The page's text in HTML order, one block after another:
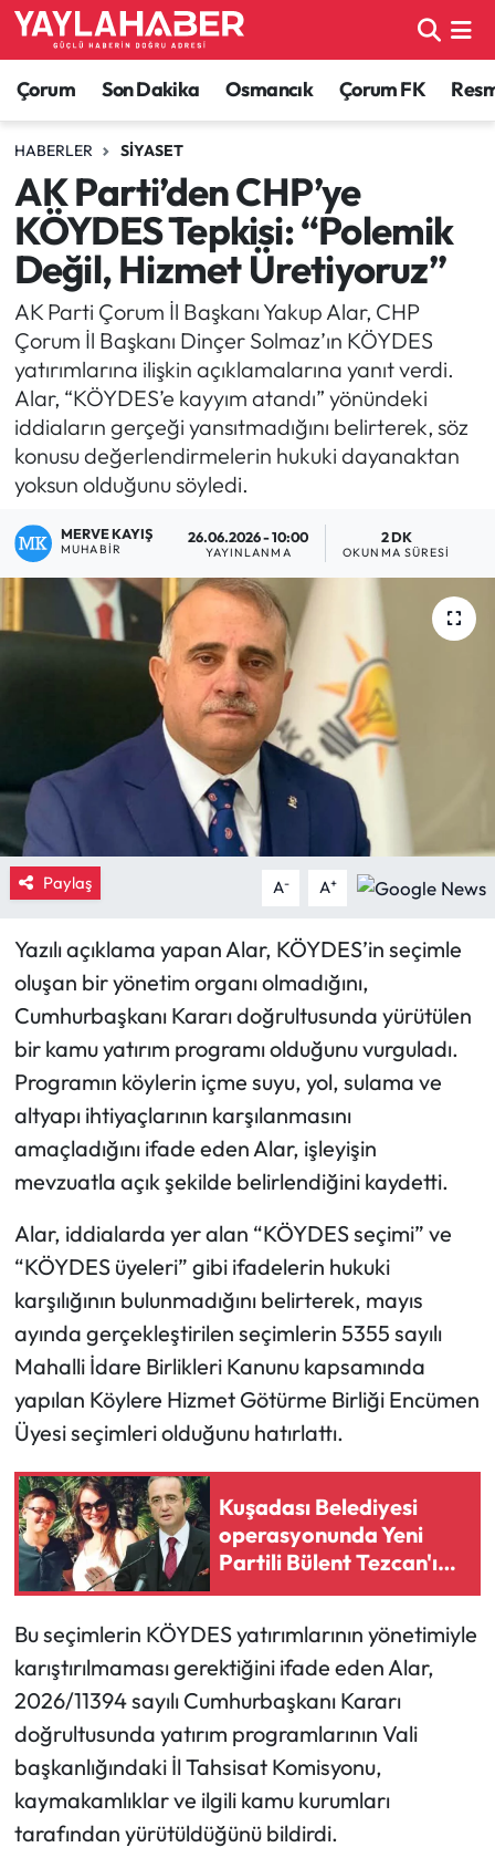
Çorum Son Dakika Osmancık Çorum FK
HABERLER SIYASET
AK Parti’den CHP’ye
KÖYDES Tepkisi: “Polemik
Değil, Hizmet Üretiyoruz”
AK Parti Çorum İl Başkanı Yakup Alar, CHP
Çorum İl Başkanı Dinçer Solmaz’ın KÖYDES
yatırımlarına ilişkin açıklamalarına yanıt verdi.
Alar, “KÖYDES’e kayyım atandı” yönündeki
iddiaların gerçeği yansıtmadığını belirterek, söz
konusu değerlendirmelerin hukuki dayanaktan
yoksun olduğunu söyledi.
MERVE KAYIŞ
MUHABIR
26.06.2026 - 10:00
YAYINLANMA
2 DK
OKUNMA SÜRESI
Paylaş A- A+
Yazılı açıklama yapan Alar, KÖYDES’in seçimle
oluşan bir yönetim organı olmadığını,
Cumhurbaşkanı Kararı doğrultusunda yürütülen
bir kamu yatırım programı olduğunu vurguladı.
Programın köylerin içme suyu, yol, sulama ve
altyapı ihtiyaçlarının karşılanmasını
amaçladığını ifade eden Alar, işleyişin
mevzuatla açık şekilde belirlendiğini kaydetti.
Alar, iddialarda yer alan “KÖYDES seçimi” ve
“KÖYDES üyeleri” gibi ifadelerin hukuki
karşılığının bulunmadığını belirterek, mayıs
ayında gerçekleştirilen seçimlerin 5355 sayılı
Mahalli İdare Birlikleri Kanunu kapsamında
yapılan Köylere Hizmet Götürme Birliği Encümen
Üyesi seçimleri olduğunu hatırlattı.
Kuşadası Belediyesi
operasyonunda Yeni
Partili Bülent Tezcan'ın
kızı ve damadına gözaltı
Bu seçimlerin KÖYDES yatırımlarının yönetimiyle
karıştırılmaması gerektiğini ifade eden Alar,
2026/11394 sayılı Cumhurbaşkanı Kararı
doğrultusunda yatırım programlarının Vali
başkanlığındaki İl Tahsisat Komisyonu,
kaymakamlıklar ve ilgili kamu kurumları
tarafından yürütüldüğünü bildirdi.
Alaca Haberleri
Bayat Haberleri
Bilgi - Keşfet Haberleri
Bilim ve Teknoloji
Boğazkale Haberleri
Çorum Haberleri
Çorum Son Dakika Haberleri
Dodurga Haberleri
Eğitim
Ekonomi
Güncel
İskilip Haberleri
Kargı Haberleri
Kimdir?
Kültür Sanat
Magazin
Mecitözü Haberleri
Oğuzlar Haberleri
Ortaköy Haberleri
Otomotiv
Resmi İlan
Resmi Reklam
Sağlık
Siyaset
Spor
Turizm
Uğurludağ Haberleri
Yaşam
Yayla Haber
Çorum Nöbetçi Eczaneler
Çorum Hava Durumu
Çorum Namaz Vakitleri
Çorum Trafik Yoğunluk Haritası
TFF 1.Lig Puan Durumu ve Fikstür
Tüm Manşetler
Son Dakika Haberleri
Haber Arşivi